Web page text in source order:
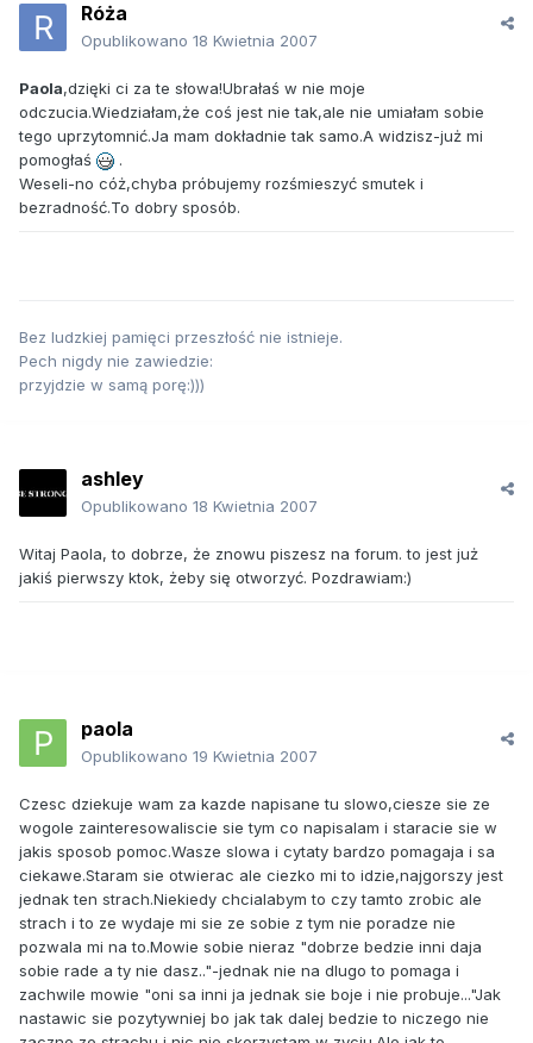
Róża
Opublikowano 18 Kwietnia 2007
Paola,dzięki ci za te słowa!Ubrałaś w nie moje
odczucia.Wiedziałam,że coś jest nie tak,ale nie umiałam sobie
tego uprzytomnić.Ja mam dokładnie tak samo.A widzisz-już mi
pomogłaś
.
Weseli-no cóż,chyba próbujemy rozśmieszyć smutek i
bezradność.To dobry sposób.
Bez ludzkiej pamięci przeszłość nie istnieje.
Pech nigdy nie zawiedzie:
przyjdzie w samą porę:)))
ashley
Opublikowano 18 Kwietnia 2007
Witaj Paola, to dobrze, że znowu piszesz na forum. to jest już
jakiś pierwszy ktok, żeby się otworzyć. Pozdrawiam:)
paola
Opublikowano 19 Kwietnia 2007
Czesc dziekuje wam za kazde napisane tu slowo,ciesze sie ze
wogole zainteresowaliscie sie tym co napisalam i staracie sie w
jakis sposob pomoc.Wasze slowa i cytaty bardzo pomagaja i sa
ciekawe.Staram sie otwierac ale ciezko mi to idzie,najgorszy jest
jednak ten strach.Niekiedy chcialabym to czy tamto zrobic ale
strach i to ze wydaje mi sie ze sobie z tym nie poradze nie
pozwala mi na to.Mowie sobie nieraz "dobrze bedzie inni daja
sobie rade a ty nie dasz.."-jednak nie na dlugo to pomaga i
zachwile mowie "oni sa inni ja jednak sie boje i nie probuje..."Jak
nastawic sie pozytywniej bo jak tak dalej bedzie to niczego nie